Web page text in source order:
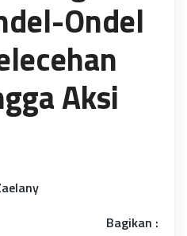
Ondel
Aksi
Bagikan :